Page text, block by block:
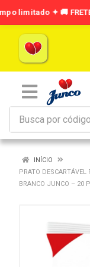
INÍCIO
PRATO
BRANCO JUNCO – 20